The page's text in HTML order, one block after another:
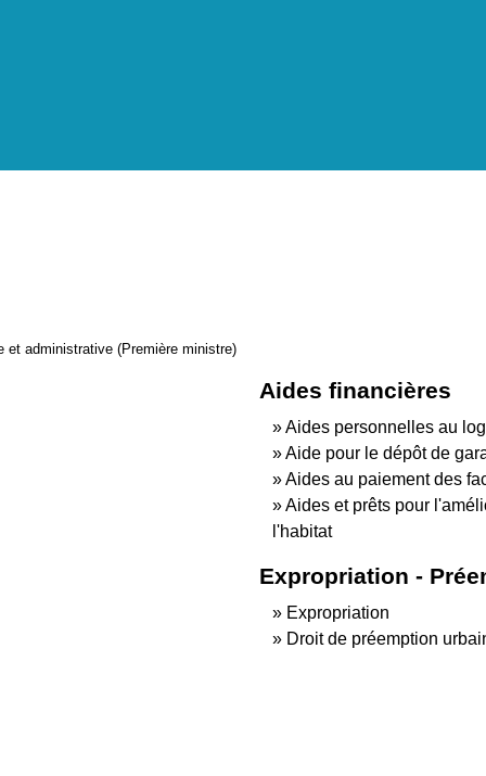
et administrative (Première ministre)
Aides financières
Aides personnelles au
Aide pour le dépôt de
Aides au paiement des
Aides et prêts pour
l'habitat
Expropriation -
Expropriation
Droit de préemption